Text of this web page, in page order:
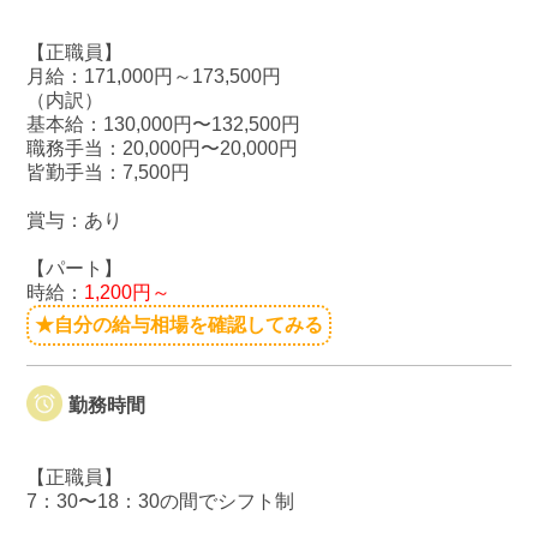
【正職員】
月給：171,000円～173,500円
（内訳）
基本給：130,000円〜132,500円
職務手当：20,000円〜20,000円
皆勤手当：7,500円
賞与：あり
【パート】
時給： 1,200円～
★自分の給与相場を確認してみる
勤務時間
【正職員】
7：30〜18：30の間でシフト制